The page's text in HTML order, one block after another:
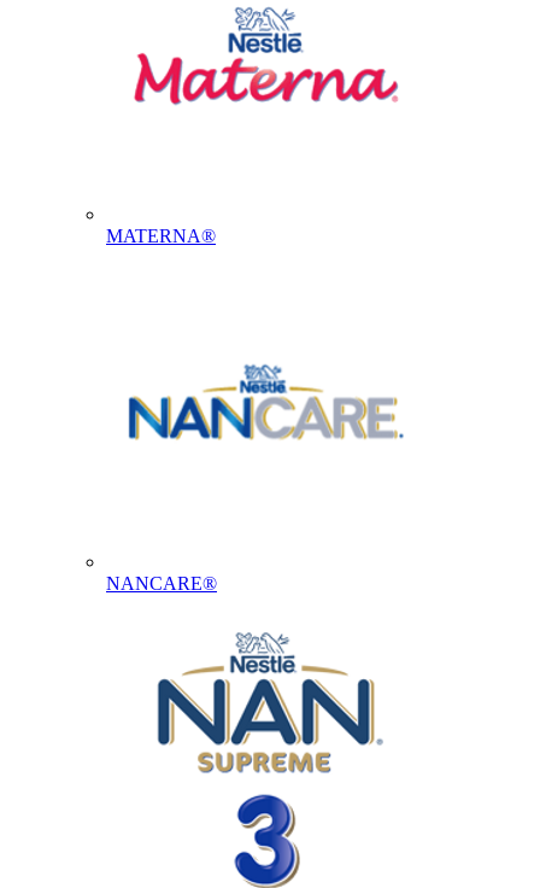
MATERNA®
NANCARE®